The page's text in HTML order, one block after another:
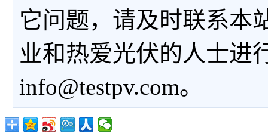
它问题，请及时联系本
业和热爱光伏的人士进
info@testpv.com。